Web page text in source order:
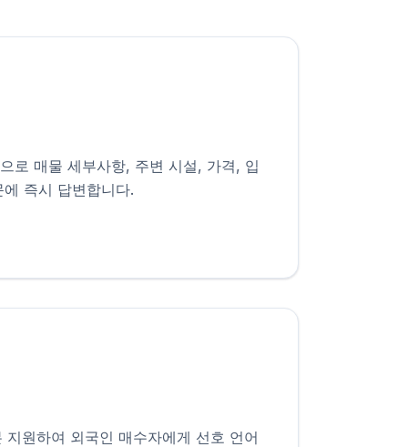
로 매물 세부사항, 주변 시설, 가격, 입
즉시 답변합니다.
원하여 외국인 매수자에게 선호 언어